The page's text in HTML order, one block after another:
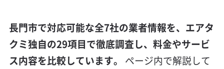
長門市で対応可能な全7社の業者情報を、エアタ
クミ独自の29項目で徹底調査し、料金やサービ
ス内容を比較しています。
ページ内で解説して